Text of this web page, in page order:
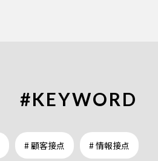
#KEYWORD
# 顧客接点 # 情報接点